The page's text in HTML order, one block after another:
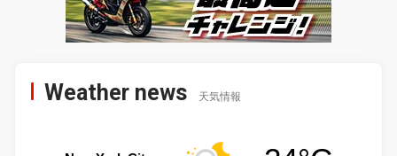
Weather news 天気情報